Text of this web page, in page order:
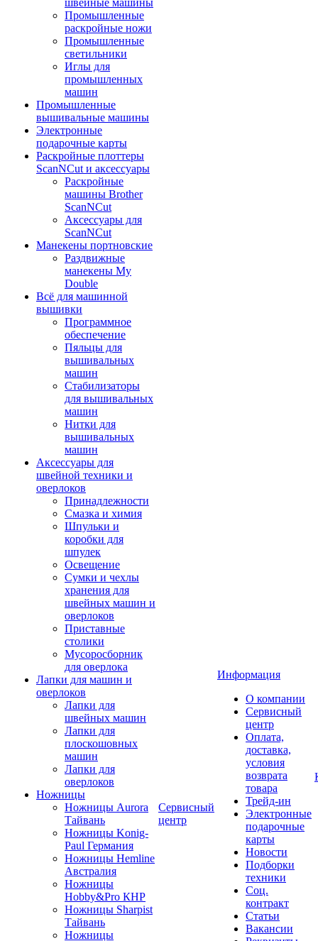
швейные машины
Промышленные
раскройные ножи
Промышленные
светильники
Иглы для
промышленных
машин
Промышленные
вышивальные машины
Электронные
подарочные карты
Раскройные плоттеры
ScanNCut и аксессуары
Раскройные
машины Brother
ScanNCut
Аксессуары для
ScanNCut
Манекены портновские
Раздвижные
манекены My
Double
Всё для машинной
вышивки
Программное
обеспечение
Пяльцы для
вышивальных
машин
Стабилизаторы
для вышивальных
машин
Нитки для
вышивальных
машин
Аксессуары для
швейной техники и
оверлоков
Принадлежности
Смазка и химия
Шпульки и
коробки для
шпулек
Освещение
Сумки и чехлы
хранения для
швейных машин и
оверлоков
Приставные
столики
Мусоросборник
для оверлока
Лапки для машин и
оверлоков
Лапки для
швейных машин
Лапки для
плоскошовных
машин
Лапки для
оверлоков
Ножницы
Ножницы Aurora
Тайвань
Ножницы Konig-
Paul Германия
Ножницы Hemline
Австралия
Ножницы
Hobby&Pro КНР
Ножницы Sharpist
Тайвань
Ножницы
Сервисный
центр
Информация
О компании
Сервисный
центр
Оплата,
доставка,
условия
возврата
товара
Трейд-ин
Электронные
подарочные
карты
Новости
Подборки
техники
Соц.
контракт
Статьи
Вакансии